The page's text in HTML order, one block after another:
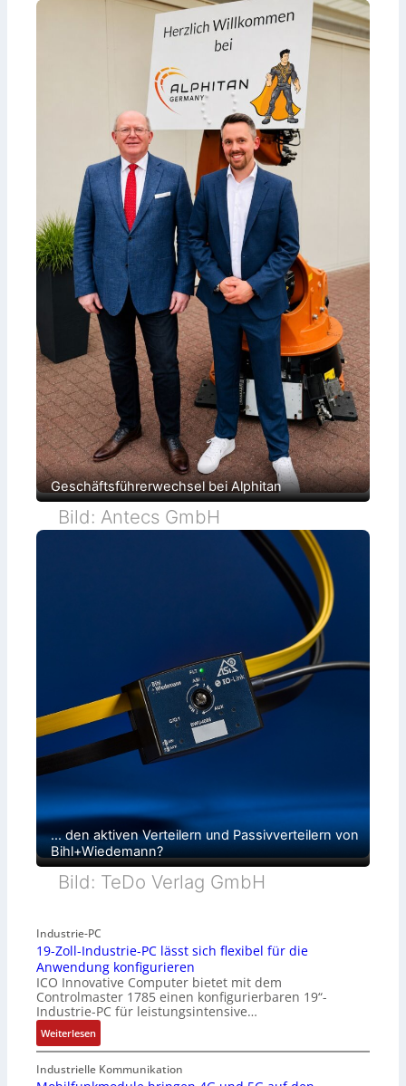
Geschäftsführerwechsel bei Alphitan
Bild: Antecs GmbH
… den aktiven Verteilern und Passivverteilern von
Bihl+Wiedemann?
Bild: TeDo Verlag GmbH
Industrie-PC
19-Zoll-Industrie-PC lässt sich flexibel für die
Anwendung konfigurieren
ICO Innovative Computer bietet mit dem
Controlmaster 1785 einen konfigurierbaren 19“-
Industrie-PC für leistungsintensive…
Weiterlesen:
1
9
Industrielle Kommunikation